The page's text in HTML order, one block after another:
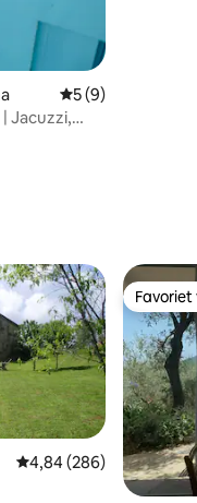
Gemiddelde
5 (9)
| Jacuzzi,
Gemiddelde
4,84 (286)